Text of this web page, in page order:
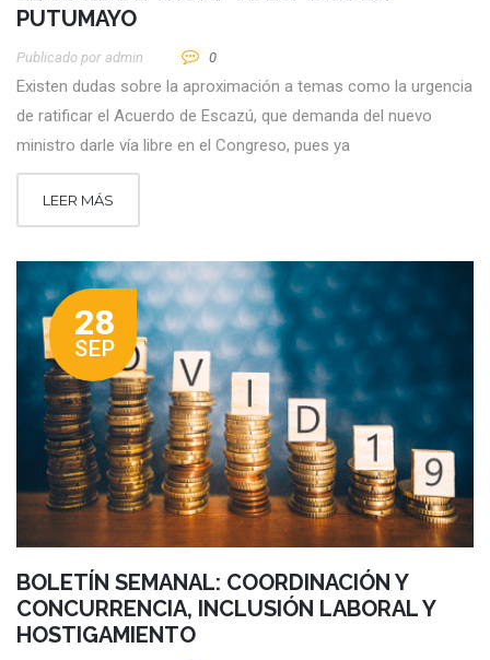
PUTUMAYO
Publicado por Admin 0
Existen dudas sobre la aproximación a temas como la urgencia
de ratificar el Acuerdo de Escazú, que demanda del nuevo
ministro darle vía libre en el Congreso, pues ya
LEER MÁS
28
SEP
BOLETÍN SEMANAL: COORDINACIÓN Y
CONCURRENCIA, INCLUSIÓN LABORAL Y
HOSTIGAMIENTO